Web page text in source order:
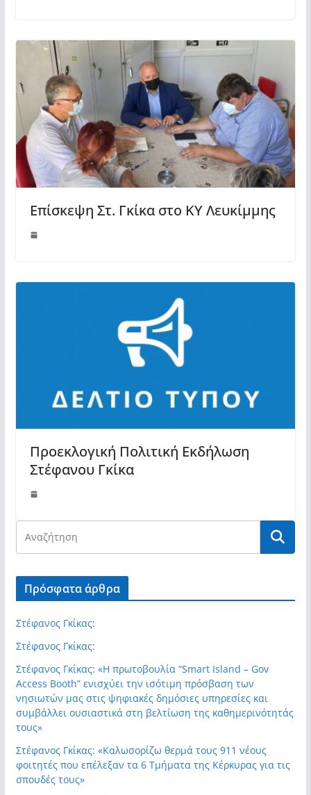
Επίσκεψη Στ. Γκίκα στο ΚΥ Λευκίμμης
Προεκλογική Πολιτική Εκδήλωση
Στέφανου Γκίκα
Πρόσφατα άρθρα
Στέφανος Γκίκας:
Στέφανος Γκίκας:
Στέφανος Γκίκας: «Η πρωτοβουλία “Smart Island – Gov
Access Booth” ενισχύει την ισότιμη πρόσβαση των
νησιωτών μας στις ψηφιακές δημόσιες υπηρεσίες και
συμβάλλει ουσιαστικά στη βελτίωση της καθημερινότητάς
τους»
Στέφανος Γκίκας: «Καλωσορίζω θερμά τους 911 νέους
φοιτητές που επέλεξαν τα 6 Τμήματα της Κέρκυρας για τις
σπουδές τους»